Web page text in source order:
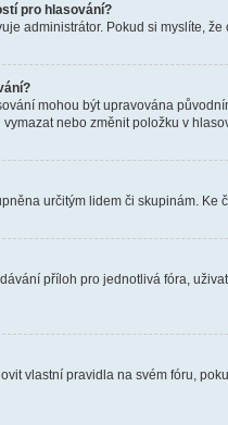
pro hlasování?
administrátor. Pokud si myslíte,
mohou být upravována
nebo změnit položku v
určitým lidem či skupinám.
příloh pro jednotlivá fóra,
vlastní pravidla na svém fóru,